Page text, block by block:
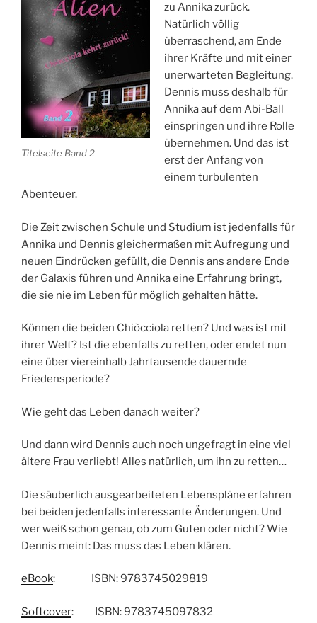
Titelseite Band 2
zu Annika zurück.
Natürlich völlig
überraschend, am Ende
ihrer Kräfte und mit einer
unerwarteten Begleitung.
Dennis muss deshalb für
Annika auf dem Abi-Ball
einspringen und ihre Rolle
übernehmen. Und das ist
erst der Anfang von
einem turbulenten
Abenteuer.
Die Zeit zwischen Schule und Studium ist jedenfalls für
Annika und Dennis gleichermaßen mit Aufregung und
neuen Eindrücken gefüllt, die Dennis ans andere Ende
der Galaxis führen und Annika eine Erfahrung bringt,
die sie nie im Leben für möglich gehalten hätte.
Können die beiden Chiòcciola retten? Und was ist mit
ihrer Welt? Ist die ebenfalls zu retten, oder endet nun
eine über viereinhalb Jahrtausende dauernde
Friedensperiode?
Wie geht das Leben danach weiter?
Und dann wird Dennis auch noch ungefragt in eine viel
ältere Frau verliebt! Alles natürlich, um ihn zu retten…
Die säuberlich ausgearbeiteten Lebenspläne erfahren
bei beiden jedenfalls interessante Änderungen. Und
wer weiß schon genau, ob zum Guten oder nicht? Wie
Dennis meint: Das muss das Leben klären.
eBook: ISBN: 9783745029819
Softcover: ISBN: 9783745097832